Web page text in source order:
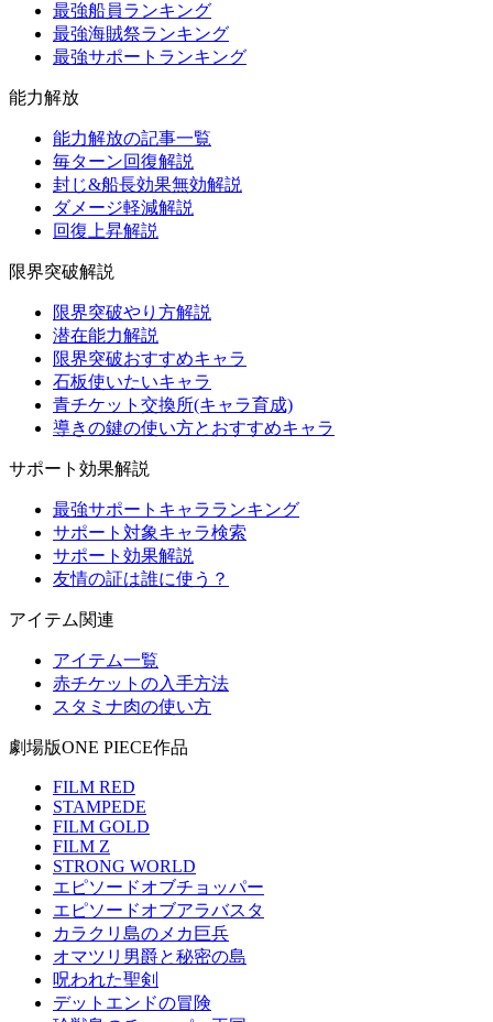
最強船員ランキング
最強海賊祭ランキング
最強サポートランキング
能力解放
能力解放の記事一覧
毎ターン回復解説
封じ&船長効果無効解説
ダメージ軽減解説
回復上昇解説
限界突破解説
限界突破やり方解説
潜在能力解説
限界突破おすすめキャラ
石板使いたいキャラ
青チケット交換所(キャラ育成)
導きの鍵の使い方とおすすめキャラ
サポート効果解説
最強サポートキャラランキング
サポート対象キャラ検索
サポート効果解説
友情の証は誰に使う？
アイテム関連
アイテム一覧
赤チケットの入手方法
スタミナ肉の使い方
劇場版ONE PIECE作品
FILM RED
STAMPEDE
FILM GOLD
FILM Z
STRONG WORLD
エピソードオブチョッパー
エピソードオブアラバスタ
カラクリ島のメカ巨兵
オマツリ男爵と秘密の島
呪われた聖剣
デットエンドの冒険